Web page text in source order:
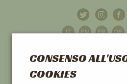
CONSENSO
COOKIES